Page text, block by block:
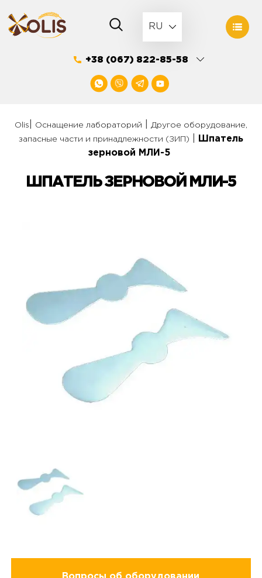
to
content
RU
+38 (067) 822-85-58
Olis Оснащение лабораторий
Другое оборудование,
запасные части и принадлежности (ЗИП)
Шпатель
зерновой МЛИ-5
ШПАТЕЛЬ ЗЕРНОВОЙ МЛИ-5